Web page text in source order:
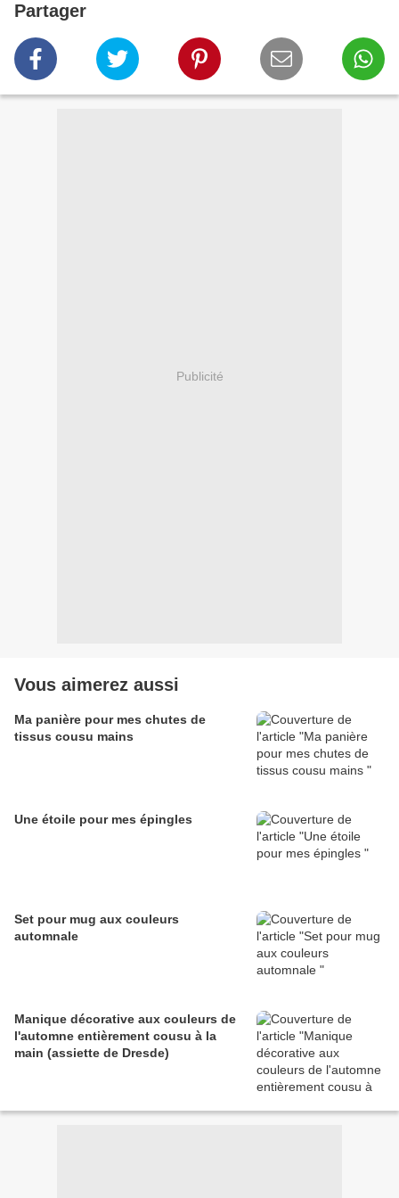
Partager
Publicité
Vous aimerez aussi
Ma panière pour mes chutes de
tissus cousu mains
Une étoile pour mes épingles
Set pour mug aux couleurs
automnale
Manique décorative aux couleurs de
l'automne entièrement cousu à la
main (assiette de Dresde)